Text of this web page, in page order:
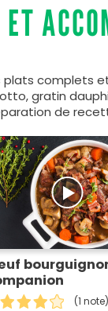
plats complets
gratin
de
(1 note)